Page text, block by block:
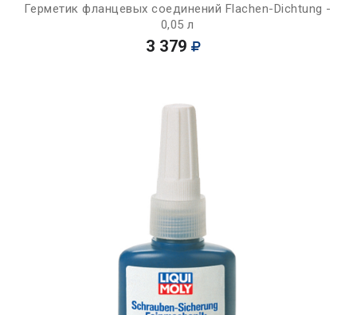
Герметик фланцевых соединений Flachen-Dichtung -
0,05 л
3 379